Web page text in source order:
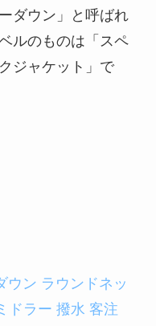
ダウン」と呼ばれ
ルのものは「スペ
ジャケット」で
ウン ラウンドネッ
ドラー 撥水 客注